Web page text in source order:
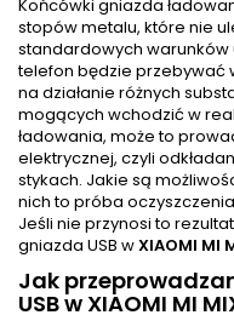
Końcówki gniazda
stopów metalu, które nie
standardowych warunków
telefon będzie przebywać
na działanie różnych
mogących wchodzić w
ładowania, może to
elektrycznej, czyli
stykach. Jakie są
nich to próba
Jeśli nie przynosi to
gniazda USB wXIAOMI MI
Jak
USB w XIAOMI MI